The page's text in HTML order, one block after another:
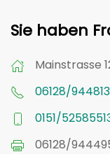
Sie haben
Mainstrasse
06128/944813
0151/
06128/